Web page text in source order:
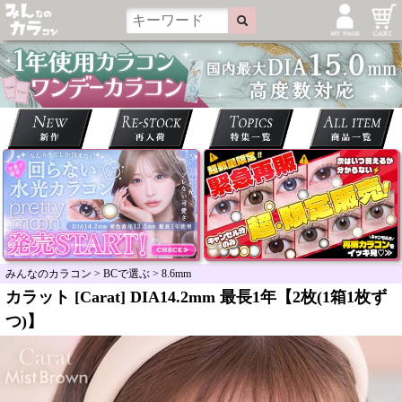
みんなのカラコン > BCで選ぶ > 8.6mm
カラット [Carat] DIA14.2mm 最長1年【2枚(1箱1枚ず
つ)】